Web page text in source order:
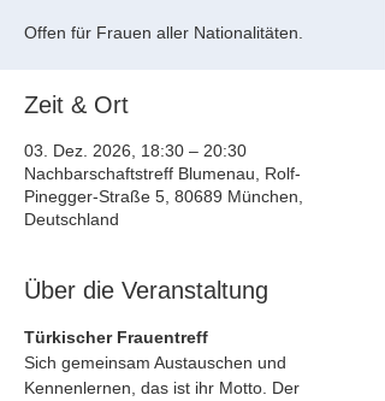
Offen für Frauen aller Nationalitäten.
Zeit & Ort
03. Dez. 2026, 18:30 – 20:30
Nachbarschaftstreff Blumenau, Rolf-
Pinegger-Straße 5, 80689 München,
Deutschland
Über die Veranstaltung
Türkischer Frauentreff
Sich gemeinsam Austauschen und
Kennenlernen, das ist ihr Motto. Der